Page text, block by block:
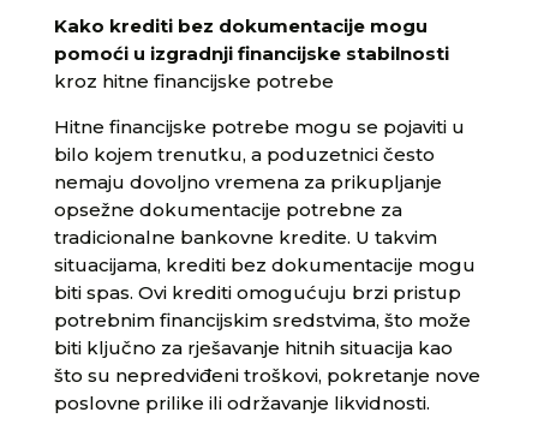
Kako krediti bez dokumentacije mogu
pomoći u izgradnji financijske stabilnosti
kroz hitne financijske potrebe
Hitne financijske potrebe mogu se pojaviti u
bilo kojem trenutku, a poduzetnici često
nemaju dovoljno vremena za prikupljanje
opsežne dokumentacije potrebne za
tradicionalne bankovne kredite. U takvim
situacijama, krediti bez dokumentacije mogu
biti spas. Ovi krediti omogućuju brzi pristup
potrebnim financijskim sredstvima, što može
biti ključno za rješavanje hitnih situacija kao
što su nepredviđeni troškovi, pokretanje nove
poslovne prilike ili održavanje likvidnosti.